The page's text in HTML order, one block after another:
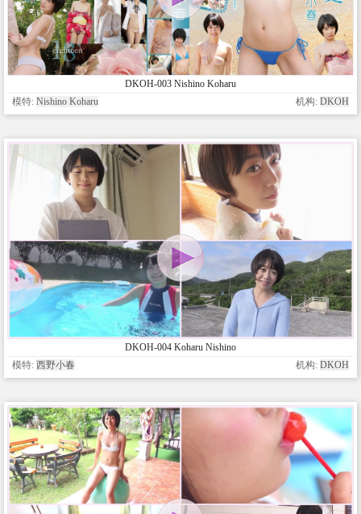
DKOH-003 Nishino Koharu
模特: Nishino Koharu 机构: DKOH
DKOH-004 Koharu Nishino
模特: 西野小春 机构: DKOH